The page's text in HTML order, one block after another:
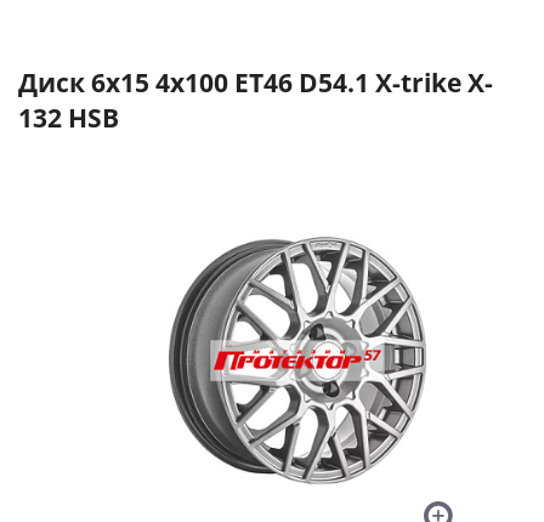
Диск 6x15 4x100 ET46 D54.1 X-trike X-
132 HSB